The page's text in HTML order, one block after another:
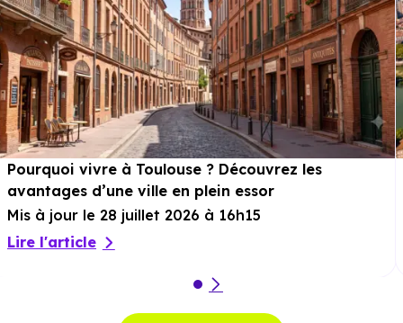
Pourquoi vivre à Toulouse ? Découvrez les
avantages d’une ville en plein essor
Mis à jour le 28 juillet 2026 à 16h15
Lire l'article